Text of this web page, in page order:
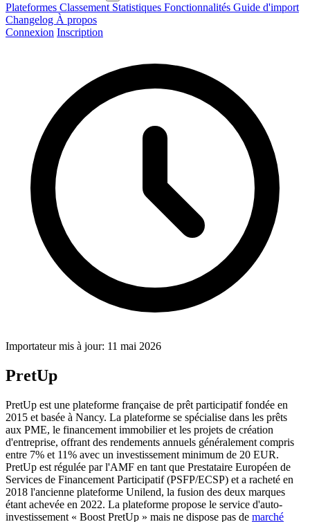
Plateformes Classement Statistiques Fonctionnalités Guide d'import
Changelog À propos
Connexion Inscription
Importateur mis à jour: 11 mai 2026
PretUp
PretUp est une plateforme française de prêt participatif fondée en
2015 et basée à Nancy. La plateforme se spécialise dans les prêts
aux PME, le financement immobilier et les projets de création
d'entreprise, offrant des rendements annuels généralement compris
entre 7% et 11% avec un investissement minimum de 20 EUR.
PretUp est régulée par l'AMF en tant que Prestataire Européen de
Services de Financement Participatif (PSFP/ECSP) et a racheté en
2018 l'ancienne plateforme Unilend, la fusion des deux marques
étant achevée en 2022. La plateforme propose le service d'auto-
investissement « Boost PretUp » mais ne dispose pas de marché